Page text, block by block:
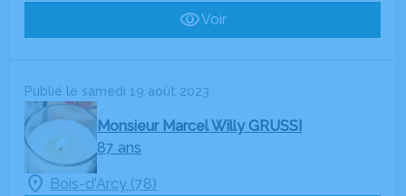
Voir
Publié le samedi 19 août 2023
Monsieur Marcel Willy GRUSSI
87 ans
Bois-d'Arcy (78)